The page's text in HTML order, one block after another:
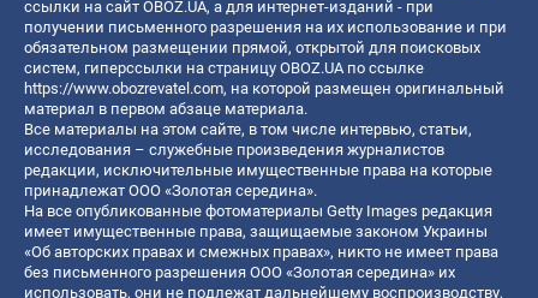
ссылки на сайт OBOZ.UA, а для интернет-изданий - при
получении письменного разрешения на их использование и при
обязательном размещении прямой, открытой для поисковых
систем, гиперссылки на страницу OBOZ.UA по ссылке
https://www.obozrevatel.com, на которой размещен оригинальный
материал в первом абзаце материала.
Все материалы на этом сайте, в том числе интервью, статьи,
исследования – служебные произведения журналистов
редакции, исключительные имущественные права на которые
принадлежат ООО «Золотая середина».
На все опубликованные фотоматериалы Getty Images редакция
имеет имущественные права, защищаемые законом Украины
«Об авторских правах и смежных правах», никто не имеет права
без письменного разрешения ООО «Золотая середина» их
использовать, они не подлежат дальнейшему воспроизводству,